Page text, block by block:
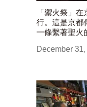
「禦火祭」
行。這是京都
一條繫著聖火
December